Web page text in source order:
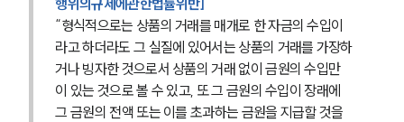
“형식적으로는 상품의 거래를 매개로 한 자금의 수입이
라고 하더라도 그 실질에 있어서는 상품의 거래를 가장하
거나 빙자한 것으로서 상품의 거래 없이 금원의 수입만
이 있는 것으로 볼 수 있고, 또 그 금원의 수입이 장래에
그 금원의 전액 또는 이를 초과하는 금원을 지급할 것을